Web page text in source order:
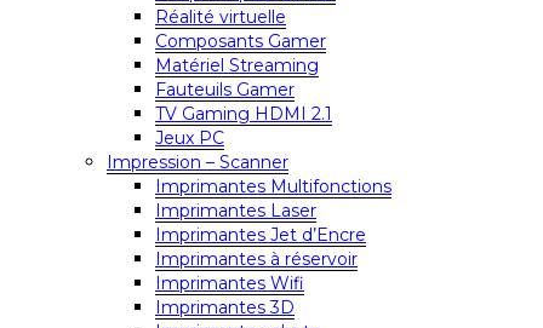
Réalité virtuelle
Composants Gamer
Matériel Streaming
Fauteuils Gamer
TV Gaming HDMI 2.1
Jeux PC
Impression – Scanner
Imprimantes Multifonctions
Imprimantes Laser
Imprimantes Jet d’Encre
Imprimantes à réservoir
Imprimantes Wifi
Imprimantes 3D